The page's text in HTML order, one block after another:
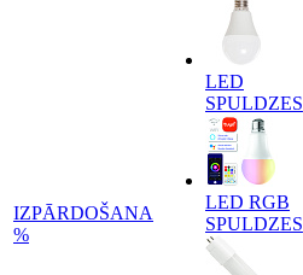
IZPĀRDOŠANA
%
LED
SPULDZES
LED RGB
SPULDZES